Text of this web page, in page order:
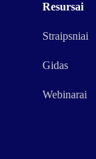
Resursai
Straipsniai
Gidas
Webinarai